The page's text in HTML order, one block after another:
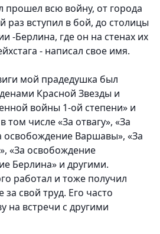
прошел всю войну, от города
раз вступил в бой, до столицы
-Берлина, где он на стенах их
- написал свое имя.
мой прадедушка был
Красной Звезды и
войны 1-ой степени» и
числе «За отвагу», «За
освобождение Варшавы», «За
«За освобождение
Берлина» и другими.
работал и тоже получил
свой труд. Его часто
на встречи с другими